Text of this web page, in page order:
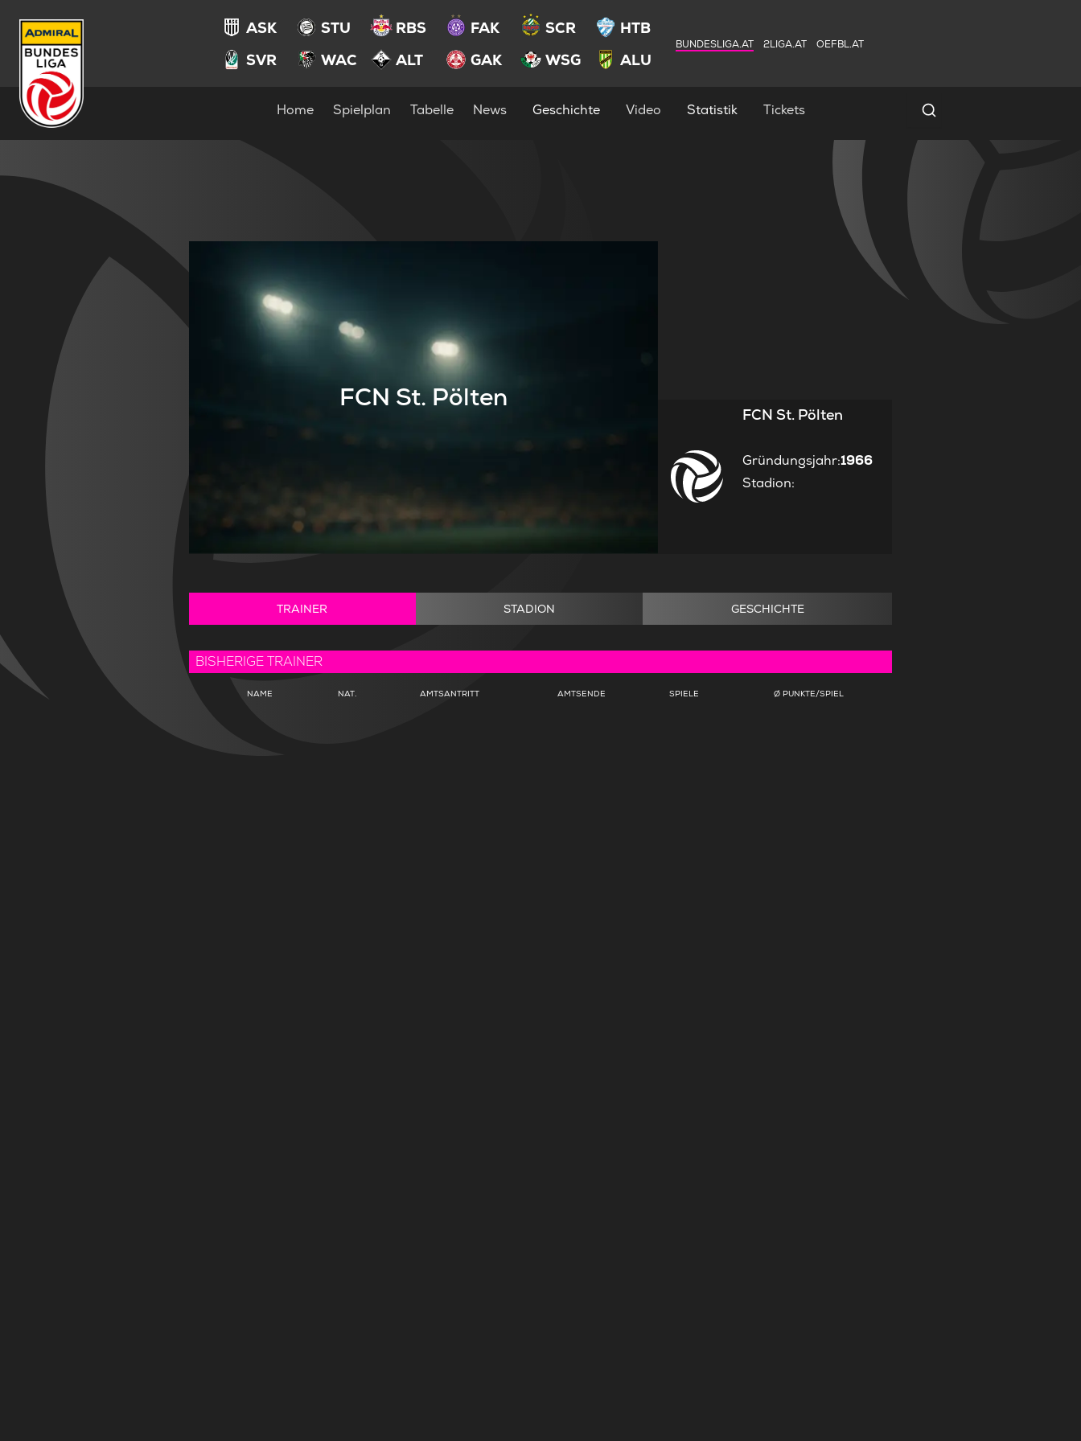
ASK STU RBS FAK SCR
HTB
SVR
WAC ALT GAK WSG ALU
BUNDESLIGA.AT 2LIGA.AT OEFBL.AT
Home Spielplan Tabelle News Geschichte Video Statistik Tickets Spielersuche
FCN St. Pölten
FCN St. Pölten
Gründungsjahr:1966
Stadion:
TRAINER STADION GESCHICHTE
BISHERIGE TRAINER
NAME NAT. AMTSANTRITT AMTSENDE SPIELE Ø PUNKTE/SPIEL